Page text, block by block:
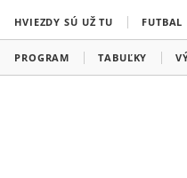
HVIEZDY SÚ UŽ TU FUTBAL
PROGRAM TABUĽKY